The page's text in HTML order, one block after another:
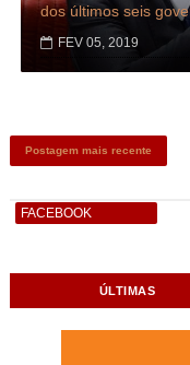
dos últimos seis
FEV 05, 2019
Postagem mais recente
FACEBOOK
ÚLTIMAS